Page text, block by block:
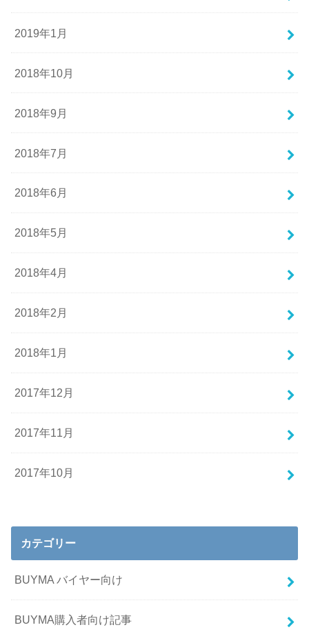
2019年1月
2018年10月
2018年9月
2018年7月
2018年6月
2018年5月
2018年4月
2018年2月
2018年1月
2017年12月
2017年11月
2017年10月
カテゴリー
BUYMA バイヤー向け
BUYMA購入者向け記事